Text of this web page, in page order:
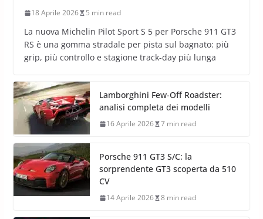
18 Aprile 2026 5 min read
La nuova Michelin Pilot Sport S 5 per Porsche 911 GT3
RS è una gomma stradale per pista sul bagnato: più
grip, più controllo e stagione track-day più lunga
Lamborghini Few-Off Roadster:
analisi completa dei modelli
16 Aprile 2026 7 min read
Porsche 911 GT3 S/C: la
sorprendente GT3 scoperta da 510
CV
14 Aprile 2026 8 min read